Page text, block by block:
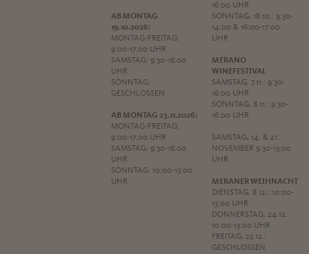
AB MONTAG
19.10.2026:
MONTAG-FREITAG:
9:00-17:00 UHR
SAMSTAG: 9:30-16:00
UHR
SONNTAG:
GESCHLOSSEN
AB MONTAG 23.11.2026:
MONTAG-FREITAG:
9:00-17:00 UHR
SAMSTAG: 9:30-16:00
UHR
SONNTAG: 10:00-13:00
UHR
16:00 UHR
SONNTAG, 18.10.: 9:30-
14:00 & 16:00-17:00
UHR
MERANO
WINEFESTIVAL
SAMSTAG, 7.11.: 9:30-
16:00 UHR
SONNTAG, 8.11.: 9:30-
16:00 UHR
SAMSTAG, 14. & 21.
NOVEMBER 9:30-13:00
UHR
MERANER WEIHNACHT
DIENSTAG, 8.12.: 10:00-
13:00 UHR
DONNERSTAG, 24.12.:
10:00-13:00 UHR
FREITAG, 25.12.:
GESCHLOSSEN